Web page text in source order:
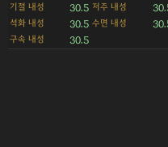
기절 내성 30.5 저주 내성
석화 내성 30.5 수면 내성
구속 내성 30.5